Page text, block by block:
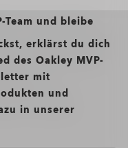
Team und bleibe
erklärst du dich
des Oakley MVP-
mit
und
in unserer